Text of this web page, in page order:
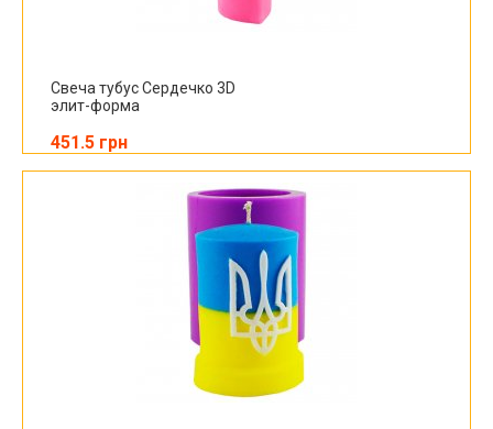
Свеча тубус Сердечко 3D
элит-форма
451.5 грн